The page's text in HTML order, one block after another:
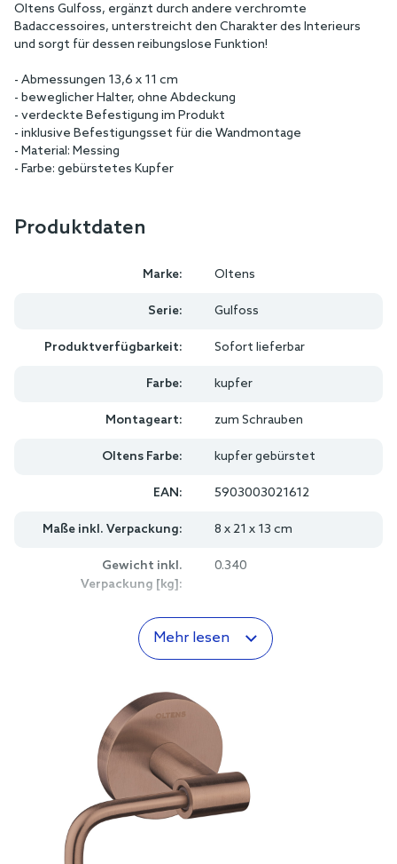
Oltens Gulfoss, ergänzt durch andere verchromte
Badaccessoires, unterstreicht den Charakter des Interieurs
und sorgt für dessen reibungslose Funktion!
- Abmessungen 13,6 x 11 cm
- beweglicher Halter, ohne Abdeckung
- verdeckte Befestigung im Produkt
- inklusive Befestigungsset für die Wandmontage
- Material: Messing
- Farbe: gebürstetes Kupfer
Produktdaten
Marke: Oltens
Serie: Gulfoss
Produktverfügbarkeit: Sofort lieferbar
Farbe: kupfer
Montageart: zum Schrauben
Oltens Farbe: kupfer gebürstet
EAN: 5903003021612
Maße inkl. Verpackung: 8 x 21 x 13 cm
Gewicht inkl.
Verpackung [kg]:
0.340
Mehr lesen